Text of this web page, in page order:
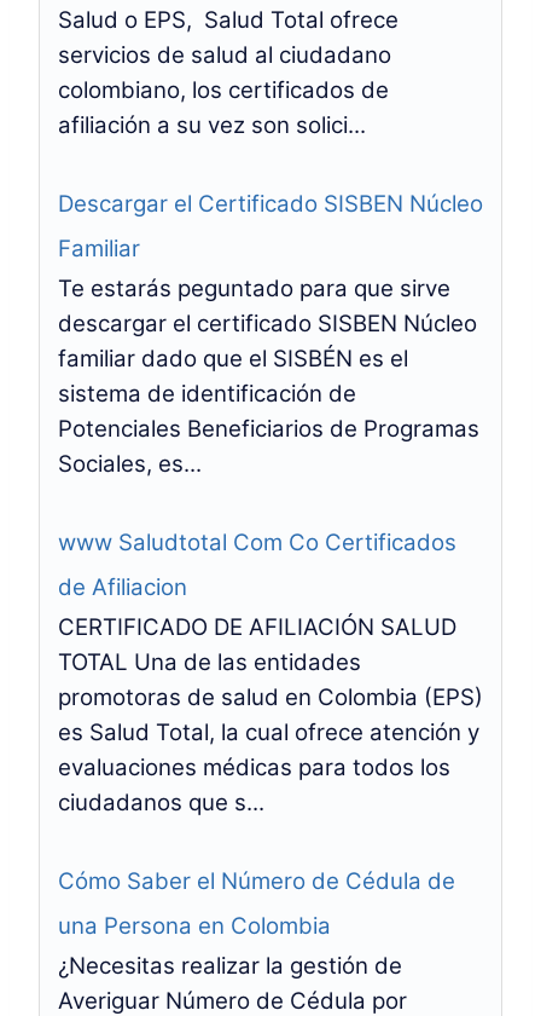
Salud o EPS, Salud Total ofrece
servicios de salud al ciudadano
colombiano, los certificados de
afiliación a su vez son solici...
Descargar el Certificado SISBEN Núcleo
Familiar
Te estarás peguntado para que sirve
descargar el certificado SISBEN Núcleo
familiar dado que el SISBÉN es el
sistema de identificación de
Potenciales Beneficiarios de Programas
Sociales, es...
www Saludtotal Com Co Certificados
de Afiliacion
CERTIFICADO DE AFILIACIÓN SALUD
TOTAL Una de las entidades
promotoras de salud en Colombia (EPS)
es Salud Total, la cual ofrece atención y
evaluaciones médicas para todos los
ciudadanos que s...
Cómo Saber el Número de Cédula de
una Persona en Colombia
¿Necesitas realizar la gestión de
Averiguar Número de Cédula por